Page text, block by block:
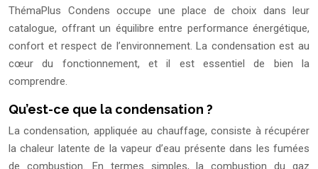
ThémaPlus Condens occupe une place de choix dans leur
catalogue, offrant un équilibre entre performance énergétique,
confort et respect de l’environnement. La condensation est au
cœur du fonctionnement, et il est essentiel de bien la
comprendre.
Qu’est-ce que la condensation ?
La condensation, appliquée au chauffage, consiste à récupérer
la chaleur latente de la vapeur d’eau présente dans les fumées
de combustion. En termes simples, la combustion du gaz